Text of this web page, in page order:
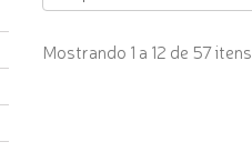
Mostrando 1 a 12 de 57 itens